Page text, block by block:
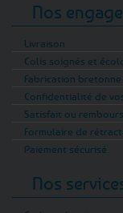
Nos
Livraison
Colis soignés et
Fabrication
Confidentialité de
Satisfait ou
Formulaire de
Paiement sécurisé
Nos